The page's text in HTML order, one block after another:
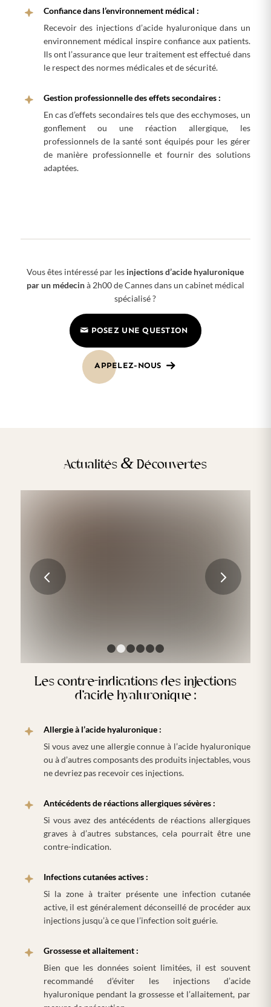
Confiance dans l’environnement médical :
Recevoir des injections d’acide hyaluronique dans un
environnement médical inspire confiance aux patients.
Ils ont l’assurance que leur traitement est effectué dans
le respect des normes médicales et de sécurité.
Gestion professionnelle des effets secondaires :
En cas d’effets secondaires tels que des ecchymoses, un
gonflement ou une réaction allergique, les
professionnels de la santé sont équipés pour les gérer
de manière professionnelle et fournir des solutions
adaptées.
Vous êtes intéressé par les injections d’acide hyaluronique
par un médecinà 2h00 de Cannes dans un cabinet médical
spécialisé ?
POSEZ UNE QUESTION
APPELEZ-NOUS
Actualités & Découvertes
Les contre-indications des injections
d’acide hyaluronique :
Allergie à l’acide hyaluronique :
Si vous avez une allergie connue à l’acide hyaluronique
ou à d’autres composants des produits injectables, vous
ne devriez pas recevoir ces injections.
Antécédents de réactions allergiques sévères :
Si vous avez des antécédents de réactions allergiques
graves à d’autres substances, cela pourrait être une
contre-indication.
Infections cutanées actives :
Si la zone à traiter présente une infection cutanée
active, il est généralement déconseillé de procéder aux
injections jusqu’à ce que l’infection soit guérie.
Grossesse et allaitement :
Bien que les données soient limitées, il est souvent
recommandé d’éviter les injections d’acide
hyaluronique pendant la grossesse et l’allaitement, par